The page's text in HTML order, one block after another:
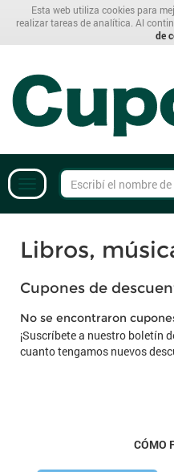
Esta web utiliza cookies para
realizar tareas de analítica. Al
de
Libros,
Cupones de
No se encontraron
¡Suscríbete a nuestro boletín
cuanto tengamos nuevos
CÓMO